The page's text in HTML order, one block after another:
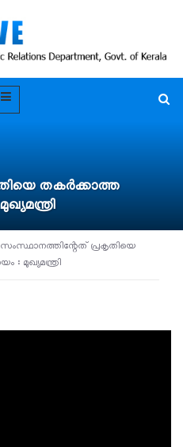
തകർക്കാത്ത
സംസ്ഥാനത്തിന്റേത് പ്രകൃതിയെ
മുഖ്യമന്ത്രി